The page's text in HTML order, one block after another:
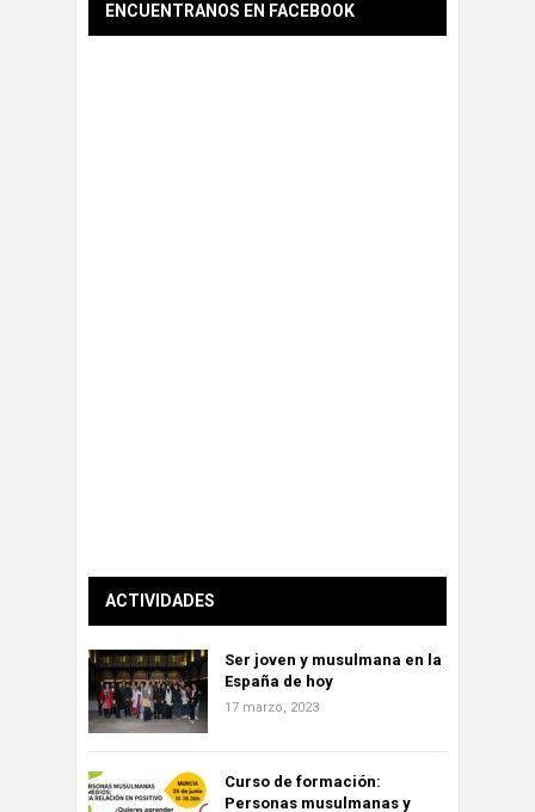
ENCUENTRANOS EN FACEBOOK
ACTIVIDADES
Ser joven y musulmana en la
España de hoy
17 marzo, 2023
Curso de formación:
Personas musulmanas y